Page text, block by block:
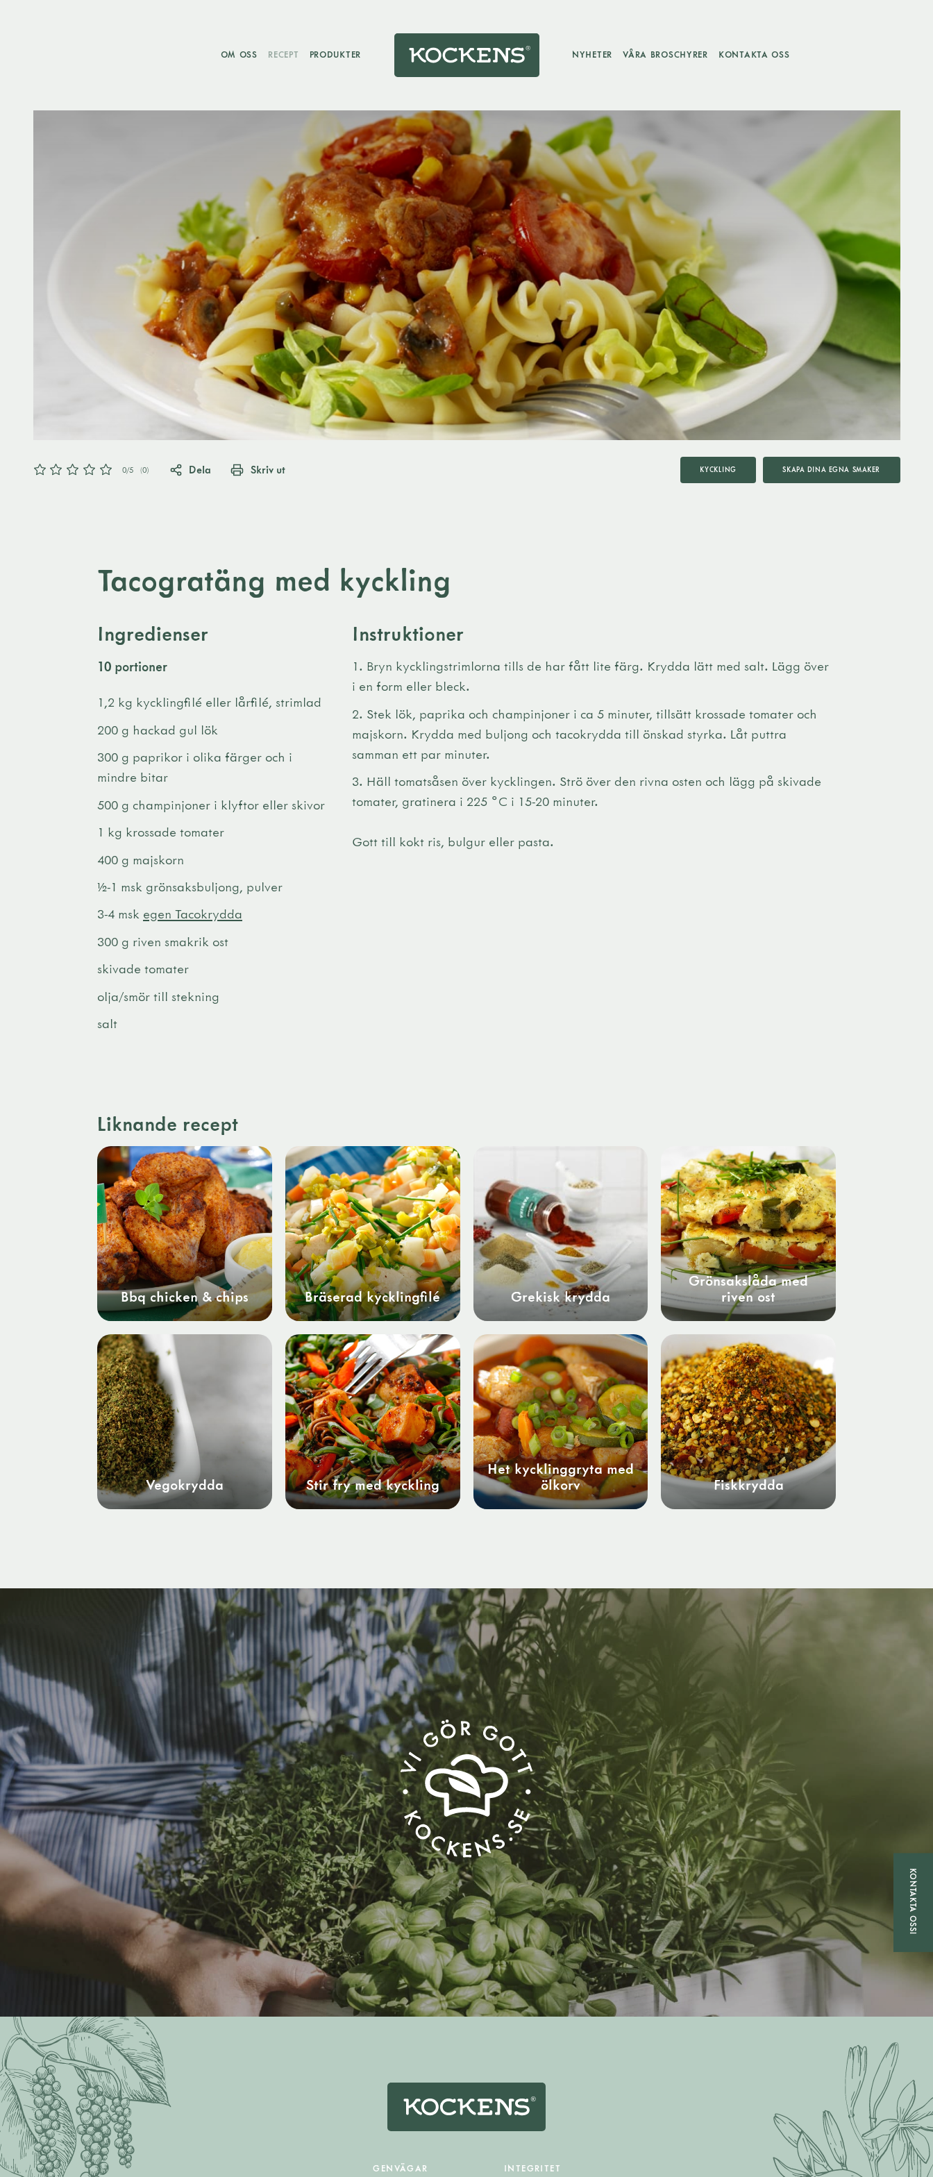
OM OSS RECEPT PRODUKTER NYHETER VÅRA BROSCHYRER KONTAKTA OSS
0/5 (0) Dela Skriv ut KYCKLING SKAPA DINA EGNA SMAKER
Tacogratäng med kyckling
Ingredienser
10 portioner
1,2 kg kycklingfilé eller lårfilé, strimlad
200 g hackad gul lök
300 g paprikor i olika färger och i
mindre bitar
500 g champinjoner i klyftor eller skivor
1 kg krossade tomater
400 g majskorn
½-1 msk grönsaksbuljong, pulver
3-4 msk egen Tacokrydda
300 g riven smakrik ost
skivade tomater
olja/smör till stekning
salt
Instruktioner
Bryn kycklingstrimlorna tills de har fått lite färg. Krydda lätt med salt. Lägg över
i en form eller bleck.
Stek lök, paprika och champinjoner i ca 5 minuter, tillsätt krossade tomater och
majskorn. Krydda med buljong och tacokrydda till önskad styrka. Låt puttra
samman ett par minuter.
Häll tomatsåsen över kycklingen. Strö över den rivna osten och lägg på skivade
tomater, gratinera i 225 ˚C i 15-20 minuter.
Gott till kokt ris, bulgur eller pasta.
Liknande recept
Bbq chicken & chips Bräserad kycklingfilé Grekisk krydda
Grönsakslåda med
riven ost
Vegokrydda Stir fry med kyckling
Het kycklinggryta med
ölkorv
Fiskkrydda
GENVÄGAR INTEGRITET
KONTAKTA OSS!